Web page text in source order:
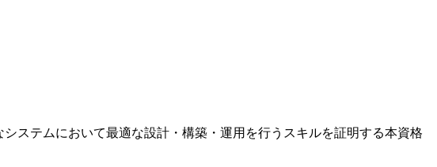
ステムにおいて最適な設計・構築・運用を行うスキルを証明する本資格